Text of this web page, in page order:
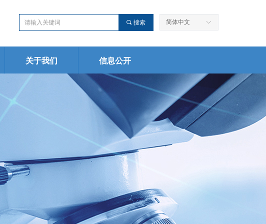
끠 搜索 ꀅ
简体中文
关于我们 信息公开